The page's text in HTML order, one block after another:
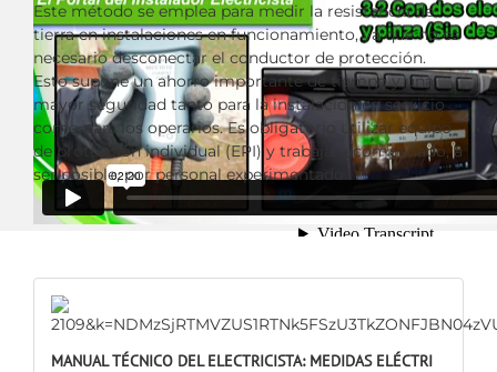
Este método se emplea para medir la resistencia de
tierra en instalaciones en funcionamiento, ya que no es
necesario desconectar el conductor de protección.
Esto supone un ahorro importante de tiempo y una
mayor seguridad tanto para la instalación en servicio
como para los operarios. Es obligatorio utilizar equipo
de protección individual (EPI) y trabajar acompañado, a
ser posible, por personal experimentado.
MANUAL TÉCNICO DEL ELECTRICISTA: MEDIDAS ELÉCTRI